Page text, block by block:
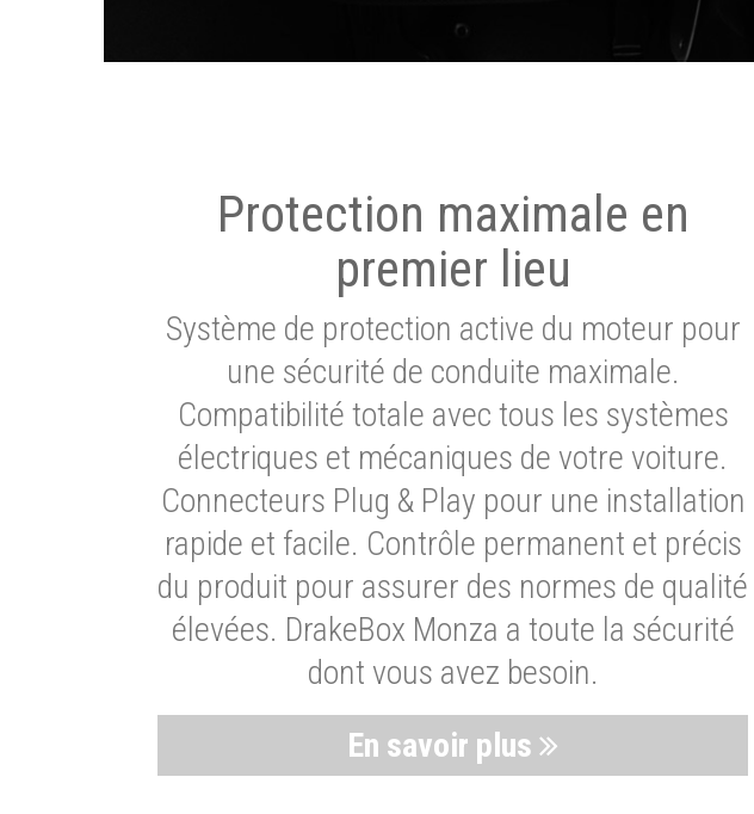
Protection maximale en
premier lieu
Système de protection active du moteur pour
une sécurité de conduite maximale.
Compatibilité totale avec tous les systèmes
électriques et mécaniques de votre voiture.
Connecteurs Plug & Play pour une installation
rapide et facile. Contrôle permanent et précis
du produit pour assurer des normes de qualité
élevées. DrakeBox Monza a toute la sécurité
dont vous avez besoin.
En savoir plus